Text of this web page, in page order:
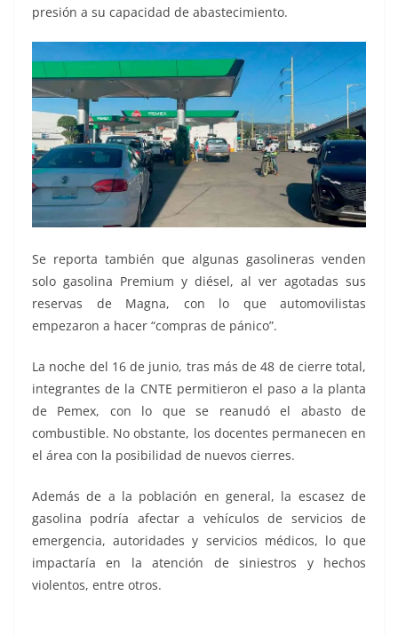
presión a su capacidad de abastecimiento.
Se reporta también que algunas gasolineras venden
solo gasolina Premium y diésel, al ver agotadas sus
reservas de Magna, con lo que automovilistas
empezaron a hacer “compras de pánico”.
La noche del 16 de junio, tras más de 48 de cierre total,
integrantes de la CNTE permitieron el paso a la planta
de Pemex, con lo que se reanudó el abasto de
combustible. No obstante, los docentes permanecen en
el área con la posibilidad de nuevos cierres.
Además de a la población en general, la escasez de
gasolina podría afectar a vehículos de servicios de
emergencia, autoridades y servicios médicos, lo que
impactaría en la atención de siniestros y hechos
violentos, entre otros.